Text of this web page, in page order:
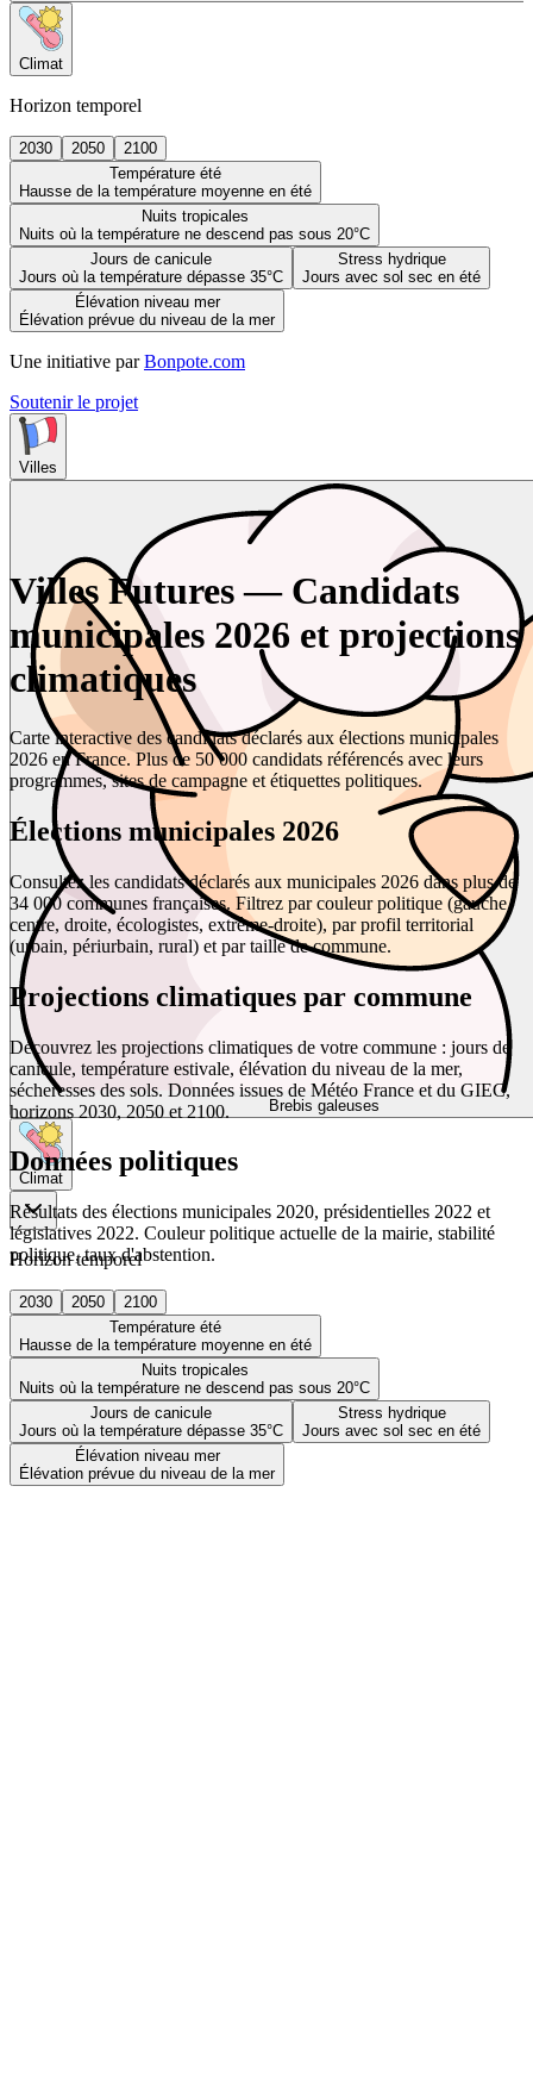
Climat
Horizon temporel
2030 2050
2100
Température été
Hausse de la température moyenne en été
Nuits tropicales
Nuits où la température ne descend pas sous 20°C
Jours de canicule
Jours où la température dépasse 35°C
Stress hydrique
Jours avec sol sec en été
Élévation niveau mer
Élévation prévue du niveau de la mer
Une initiative par Bonpote.com
Soutenir le projet
Villes
Brebis galeuses
Climat
Horizon temporel
2030 2050
2100
Température été
Hausse de la température moyenne en été
Nuits tropicales
Nuits où la température ne descend pas sous 20°C
Jours de canicule
Jours où la température dépasse 35°C
Stress hydrique
Jours avec sol sec en été
Élévation niveau mer
Élévation prévue du niveau de la mer
Villes Futures — Candidats
municipales 2026 et projections
climatiques
Carte interactive des candidats déclarés aux élections municipales
2026 en France. Plus de 50 000 candidats référencés avec leurs
programmes, sites de campagne et étiquettes politiques.
Élections municipales 2026
Consultez les candidats déclarés aux municipales 2026 dans plus de
34 000 communes françaises. Filtrez par couleur politique (gauche,
centre, droite, écologistes, extrême-droite), par profil territorial
(urbain, périurbain, rural) et par taille de commune.
Projections climatiques par commune
Découvrez les projections climatiques de votre commune : jours de
canicule, température estivale, élévation du niveau de la mer,
sécheresses des sols. Données issues de Météo France et du GIEC,
horizons 2030, 2050 et 2100.
Données politiques
Résultats des élections municipales 2020, présidentielles 2022 et
législatives 2022. Couleur politique actuelle de la mairie, stabilité
politique, taux d'abstention.